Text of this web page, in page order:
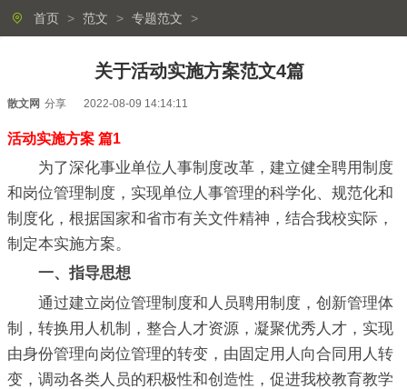
首页 > 范文 > 专题范文 >
关于活动实施方案范文4篇
散文网 分享 2022-08-09 14:14:11
活动实施方案 篇1
为了深化事业单位人事制度改革，建立健全聘用制度
和岗位管理制度，实现单位人事管理的科学化、规范化和
制度化，根据国家和省市有关文件精神，结合我校实际，
制定本实施方案。
一、指导思想
通过建立岗位管理制度和人员聘用制度，创新管理体
制，转换用人机制，整合人才资源，凝聚优秀人才，实现
由身份管理向岗位管理的转变，由固定用人向合同用人转
变，调动各类人员的积极性和创造性，促进我校教育教学